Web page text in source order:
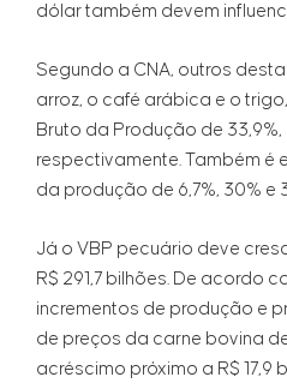
dólar também devem
Segundo a CNA, outros
arroz, o café arábica e o
Bruto da Produção de 33,9%,
respectivamente. Também é
da produção de 6,7%, 30% e
Já o VBP pecuário deve
R$ 291,7 bilhões. De acordo
incrementos de produção e
de preços da carne bovina
acréscimo próximo a R$ 17,9